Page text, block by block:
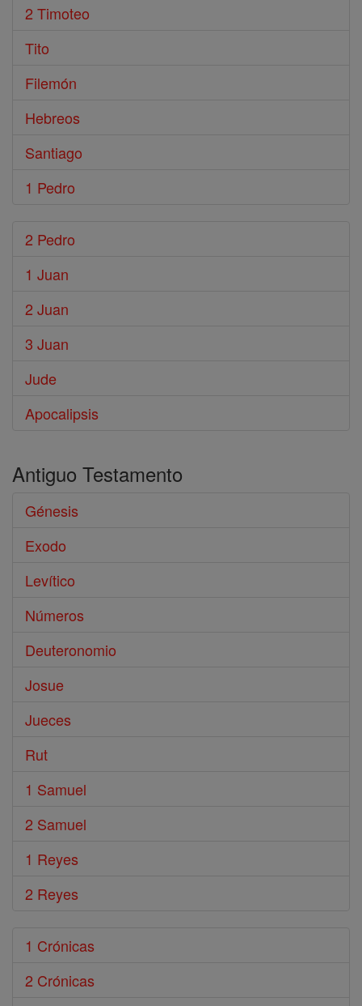
2 Timoteo
Tito
Filemón
Hebreos
Santiago
1 Pedro
2 Pedro
1 Juan
2 Juan
3 Juan
Jude
Apocalipsis
Antiguo Testamento
Génesis
Exodo
Levítico
Números
Deuteronomio
Josue
Jueces
Rut
1 Samuel
2 Samuel
1 Reyes
2 Reyes
1 Crónicas
2 Crónicas